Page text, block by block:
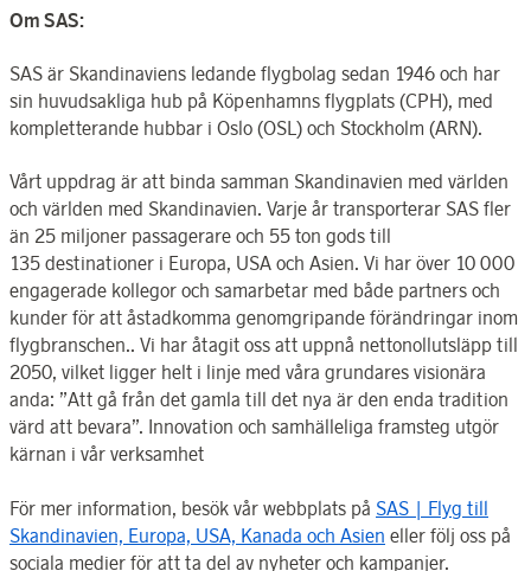
Om SAS:
SAS är Skandinaviens ledande flygbolag sedan 1946 och har
sin huvudsakliga hub på Köpenhamns flygplats (CPH), med
kompletterande hubbar i Oslo (OSL) och Stockholm (ARN).
Vårt uppdrag är att binda samman Skandinavien med världen
och världen med Skandinavien. Varje år transporterar SAS fler
än 25 miljoner passagerare och 55 ton gods till
135 destinationer i Europa, USA och Asien. Vi har över 10 000
engagerade kollegor och samarbetar med både partners och
kunder för att åstadkomma genomgripande förändringar inom
flygbranschen.. Vi har åtagit oss att uppnå nettonollutsläpp till
2050, vilket ligger helt i linje med våra grundares visionära
anda: ”Att gå från det gamla till det nya är den enda tradition
värd att bevara”. Innovation och samhälleliga framsteg utgör
kärnan i vår verksamhet
För mer information, besök vår webbplats på SAS | Flyg till
Skandinavien, Europa, USA, Kanada och Asien eller följ oss på
sociala medier för att ta del av nyheter och kampanjer.